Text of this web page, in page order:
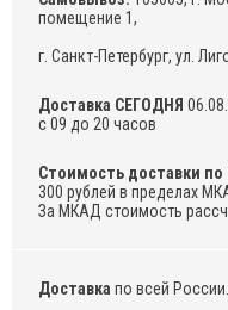
помещение 1,
г. Санкт-Петербург, ул.
Доставка СЕГОДНЯ
с 09 до 20 часов
Стоимость доставки по
300 рублей в пределах
За МКАД стоимость
Доставка по всей России.